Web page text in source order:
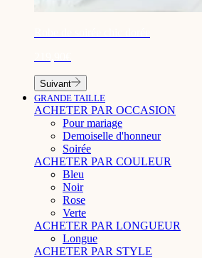
Suivant
GRANDE TAILLE
ACHETER PAR OCCASION
Pour mariage
Demoiselle d'honneur
Soirée
ACHETER PAR COULEUR
Bleu
Noir
Rose
Verte
ACHETER PAR LONGUEUR
Longue
ACHETER PAR STYLE